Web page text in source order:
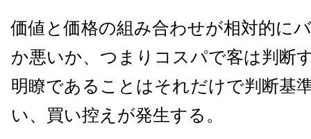
価値と価格の組み合わせが相対的に
か悪いか、つまりコスパで客は判断
明瞭であることはそれだけで判断基
い、買い控えが発生する。